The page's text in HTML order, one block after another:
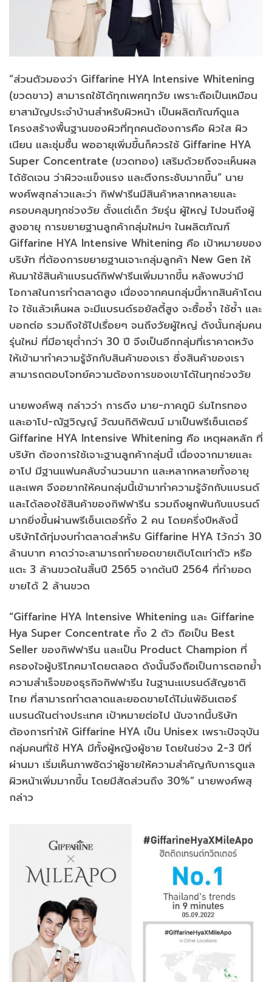
“ส่วนตัวมองว่า Giffarine HYA Intensive Whitening
(ขวดขาว) สามารถใช้ได้ทุกเพศทุกวัย เพราะถือเป็นเหมือน
ยาสามัญประจำบ้านสำหรับผิวหน้า เป็นผลิตภัณฑ์ดูแล
โครงสร้างพื้นฐานของผิวที่ทุกคนต้องการคือ ผิวใส ผิว
เนียน และชุ่มชื้น พออายุเพิ่มขึ้นก็ควรใช้ Giffarine HYA
Super Concentrate (ขวดทอง) เสริมด้วยถึงจะเห็นผล
ได้ชัดเจน ว่าผิวจะแข็งแรง และตึงกระชับมากขึ้น” นาย
พงศ์พสุกล่าวและว่า กิฟฟารีนมีสินค้าหลากหลายและ
ครอบคลุมทุกช่วงวัย ตั้งแต่เด็ก วัยรุ่น ผู้ใหญ่ ไปจนถึงผู้
สูงอายุ การขยายฐานลูกค้ากลุ่มใหม่ๆ ในผลิตภัณฑ์
Giffarine HYA Intensive Whitening คือ เป้าหมายของ
บริษัท ที่ต้องการขยายฐานเจาะกลุ่มลูกค้า New Gen ให้
หันมาใช้สินค้าแบรนด์กิฟฟารีนเพิ่มมากขึ้น หลังพบว่ามี
โอกาสในการทำตลาดสูง เนื่องจากคนกลุ่มนี้หากสินค้าโดน
ใจ ใช้แล้วเห็นผล จะมีแบรนด์รอยัลตี้สูง จะซื้อซ้ำ ใช้ซ้ำ และ
บอกต่อ รวมถึงใช้ไปเรื่อยๆ จนถึงวัยผู้ใหญ่ ดังนั้นกลุ่มคน
รุ่นใหม่ ที่มีอายุต่ำกว่า 30 ปี จึงเป็นอีกกลุ่มที่เราคาดหวัง
ให้เข้ามาทำความรู้จักกับสินค้าของเรา ซึ่งสินค้าของเรา
สามารถตอบโจทย์ความต้องการของเขาได้ในทุกช่วงวัย
นายพงศ์พสุ กล่าวว่า การดึง มาย-ภาคภูมิ ร่มไทรทอง
และอาโป-ณัฐวิญญ์ วัฒนกิติพัฒน์ มาเป็นพรีเซ็นเตอร์
Giffarine HYA Intensive Whitening คือ เหตุผลหลัก ที่
บริษัท ต้องการใช้เจาะฐานลูกค้ากลุ่มนี้ เนื่องจากมายและ
อาโป มีฐานแฟนคลับจำนวนมาก และหลากหลายทั้งอายุ
และเพศ จึงอยากให้คนกลุ่มนี้เข้ามาทำความรู้จักกับแบรนด์
และได้ลองใช้สินค้าของกิฟฟารีน รวมถึงผูกพันกับแบรนด์
มากยิ่งขึ้นผ่านพรีเซ็นเตอร์ทั้ง 2 คน โดยครึ่งปีหลังนี้
บริษัทได้ทุ่มงบทำตลาดสำหรับ Giffarine HYA ไว้กว่า 30
ล้านบาท คาดว่าจะสามารถทำยอดขายเติบโตเท่าตัว หรือ
แตะ 3 ล้านขวดในสิ้นปี 2565 จากต้นปี 2564 ที่ทำยอด
ขายได้ 2 ล้านขวด
“Giffarine HYA Intensive Whitening และ Giffarine
Hya Super Concentrate ทั้ง 2 ตัว ถือเป็น Best
Seller ของกิฟฟารีน และเป็น Product Champion ที่
ครองใจผู้บริโภคมาโดยตลอด ดังนั้นจึงถือเป็นการตอกย้ำ
ความสำเร็จของธุรกิจกิฟฟารีน ในฐานะแบรนด์สัญชาติ
ไทย ที่สามารถทำตลาดและยอดขายได้ไม่แพ้อินเตอร์
แบรนด์ในต่างประเทศ เป้าหมายต่อไป นับจากนี้บริษัท
ต้องการทำให้ Giffarine HYA เป็น Unisex เพราะปัจจุบัน
กลุ่มคนที่ใช้ HYA มีทั้งผู้หญิงผู้ชาย โดยในช่วง 2-3 ปีที่
ผ่านมา เริ่มเห็นภาพชัดว่าผู้ชายให้ความสำคัญกับการดูแล
ผิวหน้าเพิ่มมากขึ้น โดยมีสัดส่วนถึง 30%” นายพงศ์พสุ
กล่าว